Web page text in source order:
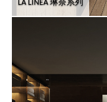
LA LÍNEA 琳奈系列